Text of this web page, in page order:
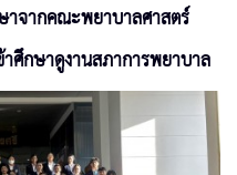
จากคณะพยาบาลศาสตร์
ศึกษาดูงานสภาการพยาบาล